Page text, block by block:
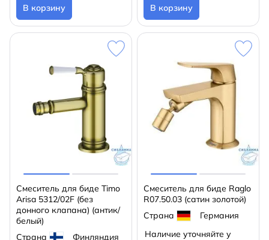
В корзину В корзину
Смеситель для биде Timo
Arisa 5312/02F (без
донного клапана) (антик/
белый)
Страна
Финляндия
Смеситель для биде Raglo
R07.50.03 (сатин золотой)
Страна
Германия
Наличие уточняйте у